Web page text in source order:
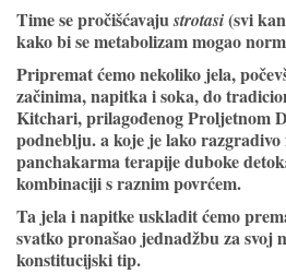
Time se pročišćavajustrotasi(svi
kako bi se metabolizam mogao
Pripremat ćemo nekoliko jela,
začinima, napitka i soka, do
Kitchari, prilagođenog Proljetnom
podneblju. a koje je lako razgradivo
panchakarma terapije duboke
kombinaciji s raznim povrćem.
Ta jela i napitke uskladit ćemo
svatko pronašao jednadžbu za svoj
konstitucijski tip.